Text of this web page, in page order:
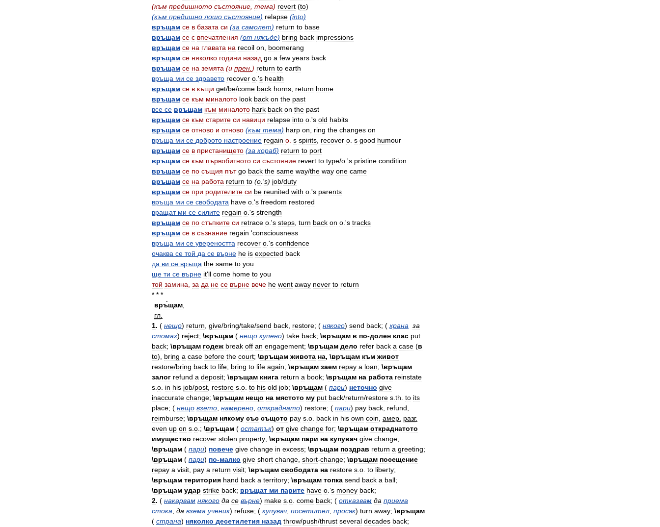
(към предишното състояние тема) revert (to)
(към предишно лошо състояние) relapse (into)
връщам се в базата си (за самолет) return to base
връщам се с впечатления (от някъде) bring back impressions
връщам се на главата на recoil on
boomerang
връщам се няколко години назад go a few years back
връщам се на земята (и прен ) return to earth
връща ми се здравето recover o .'s health
връщам се в къщи get/be/come back horns; return home
връщам се към миналото look back on the past
все се връщам към миналото hark back on the past
връщам се към старите си навици relapse into o .'s old habits
връщам се отново и отново (към тема) harp on ring the changes on
връща ми се доброто настроение regain о s spirits recover o s good humour
връщам се в пристанището (за кораб) return to port
връщам се към първобитното си състояние revert to type/o .'s pristine condition
връщам се по същия път go back the same way/the way one came
връщам се на работа return to (o .'s) job/duty
връщам се при родителите си be reunited with o .'s parents
връща ми се свободата have o .'s freedom restored
вращат ми се силите regain o .'s strength
връщам се по стъпките си retrace o .'s steps turn back on o .'s tracks
връщам се в съзнание regain 'consciousness
връща ми се увереността recover o .'s confidence
очаква се той да се върне he is expected back
да ви се връща the same to you
ще ти се върне it'll come home to you
той замина за да не се върне вече he went away never to return
* * *
връ̀щам
гл
1. ( нещо) return give/bring/take/send back restore; ( някого) send back; ( храна за
стомах) reject; \връщам ( нещо купено) take back; \връщам в по-долен клас put
back; \връщам годеж break off an engagement; \връщам дело refer back a case (в
to), bring a case before the court; \връщам живота на, \връщам към живот
restore/bring back to life; bring to life again; \връщам заем repay a loan; \връщам
залог refund a deposit; \връщам книга return a book; \връщам на работа reinstate
s o in his job/post restore s o to his old job; \връщам ( пари) неточно give
inaccurate change; \връщам нещо на мястото му put back/return/restore s th to its
place; ( нещо взето намерено откраднато) restore; ( пари) pay back refund
reimburse; \връщам някому със същото pay s o back in his own coin амер разг.
even up on s o .; \връщам ( остатък) от give change for; \връщам откраднатото
имущество recover stolen property; \връщам пари на купувач give change;
\връщам ( пари) повече give change in excess; \връщам поздрав return a greeting;
\връщам ( пари) по-малко give short change short-change; \връщам посещение
repay a visit pay a return visit; \връщам свободата на restore s o to liberty;
\връщам територия hand back a territory; \връщам топка send back a ball;
\връщам удар strike back; връщат ми парите have o .’s money back;
2. ( накарвам някого да се върне) make s o come back; ( отказвам да приема
стока да взема ученик) refuse; ( купувач посетител просяк) turn away; \връщам
( страна) няколко десетилетия назад throw/push/thrust several decades back;